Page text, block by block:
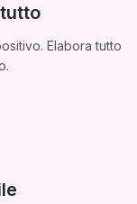
Elabora tutto